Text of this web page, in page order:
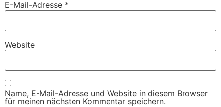
E-Mail-Adresse *
Website
Name, E-Mail-Adresse und Website in diesem Browser
für meinen nächsten Kommentar speichern.